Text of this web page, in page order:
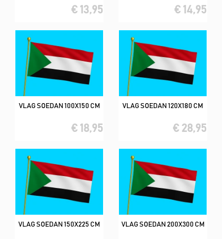
€ 13,95 € 14,95
VLAG SOEDAN 100X150 CM
€ 18,95
VLAG SOEDAN 120X180 CM
€ 28,95
VLAG SOEDAN 150X225 CM VLAG SOEDAN 200X300 CM